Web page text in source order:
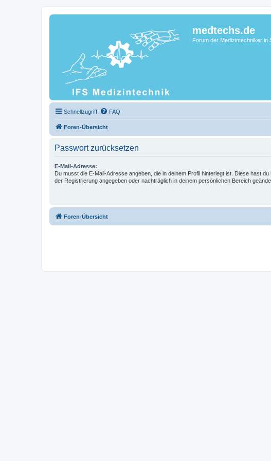
medtechs.de
Forum der Medizintechniker in
Schnellzugriff FAQ
Foren-Übersicht
Passwort zurücksetzen
E-Mail-Adresse:
Du musst die E-Mail-Adresse angeben, die in deinem Profil hinterlegt ist. Diese hast du
der Registrierung angegeben oder nachträglich in deinem persönlichen Bereich
Foren-Übersicht